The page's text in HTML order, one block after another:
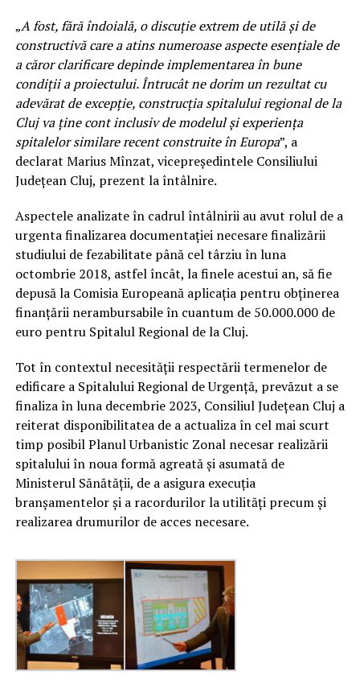
„A fost, fără îndoială, o discuție extrem de utilă și de
constructivă care a atins numeroase aspecte esențiale de
a căror clarificare depinde implementarea în bune
condiții a proiectului. Întrucât ne dorim un rezultat cu
adevărat de excepție, construcția spitalului regional de la
Cluj va ține cont inclusiv de modelul și experiența
spitalelor similare recent construite în Europa”, a
declarat Marius Mînzat, vicepreședintele Consiliului
Județean Cluj, prezent la întâlnire.
Aspectele analizate în cadrul întâlnirii au avut rolul de a
urgenta finalizarea documentației necesare finalizării
studiului de fezabilitate până cel târziu în luna
octombrie 2018, astfel încât, la finele acestui an, să fie
depusă la Comisia Europeană aplicația pentru obținerea
finanțării nerambursabile în cuantum de 50.000.000 de
euro pentru Spitalul Regional de la Cluj.
Tot în contextul necesității respectării termenelor de
edificare a Spitalului Regional de Urgență, prevăzut a se
finaliza în luna decembrie 2023, Consiliul Județean Cluj a
reiterat disponibilitatea de a actualiza în cel mai scurt
timp posibil Planul Urbanistic Zonal necesar realizării
spitalului în noua formă agreată și asumată de
Ministerul Sănătății, de a asigura execuția
branșamentelor și a racordurilor la utilități precum și
realizarea drumurilor de acces necesare.